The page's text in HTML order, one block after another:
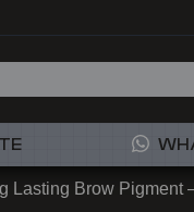
Lasting Brow Pigment